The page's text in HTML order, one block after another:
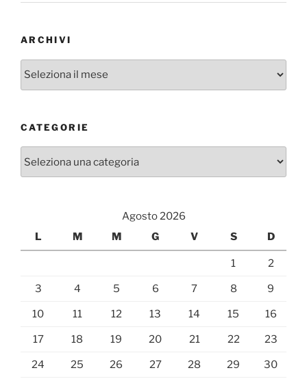
ARCHIVI
Archivi
CATEGORIE
Agosto 2026
L
M M G V S D
1 2
3 4 5 6 7 8 9
10 11 12 13 14 15 16
17 18 19 20 21 22 23
24 25 26 27 28 29 30